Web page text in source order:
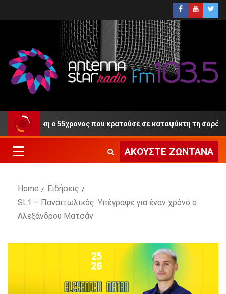
Δίκη ο 55χρονος που κρατούσε σε καταψύκτη τη σορό του
ΑΚΟΎΣΤΕ ΖΩΝΤΑΝΆ
Home
Ειδήσεις
SL1 – Παναιτωλικός: Υπέγραψε για έναν χρόνο ο
Αλεξάνδρου Ματσάν